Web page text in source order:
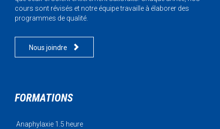
cours sont révisés et notre équipe travaille à élaborer des
programmes de qualité.
Nous joindre 
FORMATIONS
Anaphylaxie 1.5 heure